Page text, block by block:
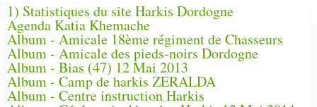
1) Statistiques du site Harkis Dordogne
Agenda Katia Khemache
Album - Amicale 18ème régiment de Chasseurs
Album - Amicale des pieds-noirs Dordogne
Album - Bias (47) 12 Mai 2013
Album - Camp de harkis ZERALDA
Album - Centre instruction Harkis